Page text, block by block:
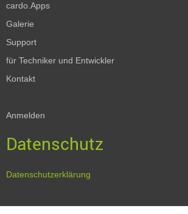
cardo.Apps
Galerie
Support
für Techniker und Entwickler
Kontakt
Anmelden
Datenschutz
Datenschutzerklärung